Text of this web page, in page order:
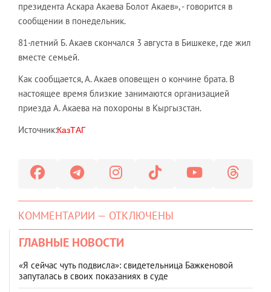
президента Аскара Акаева Болот Акаев», - говорится в
сообщении в понедельник.
81-летний Б. Акаев скончался 3 августа в Бишкеке, где жил
вместе семьей.
Как сообщается, А. Акаев оповещен о кончине брата. В
настоящее время близкие занимаются организацией
приезда А. Акаева на похороны в Кыргызстан.
Источник:КазТАГ
КОММЕНТАРИИ — ОТКЛЮЧЕНЫ
ГЛАВНЫЕ НОВОСТИ
«Я сейчас чуть подвисла»: свидетельница Бажкеновой
запуталась в своих показаниях в суде